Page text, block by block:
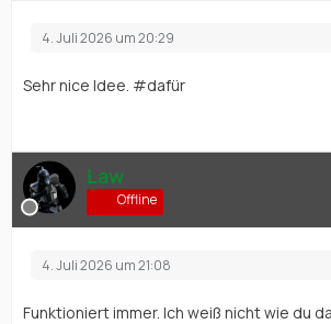
4. Juli 2026 um 20:29
Sehr nice Idee. #dafür
Law
Offline
4. Juli 2026 um 21:08
Funktioniert immer. Ich weiß nicht wie du